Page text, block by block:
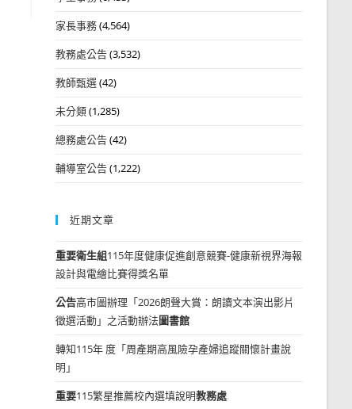
家長事務(4,564)
教務處公告(3,532)
教師甄選(42)
未分類(1,285)
總務處公告(42)
輔導室公告(1,222)
近期文章
重要衛生組115年度健康促進創意競賽-健康新視界海報
設計與電繪比賽得獎名單
公告高市圖辦理「2026朗聲大賞：朗讀文本演出影片
徵選活動」之活動辦法圖書館
轉知115年 度「周產期高風險孕產婦追蹤關懷計畫說
明」
重要115繁星推薦校內選填說明教務處